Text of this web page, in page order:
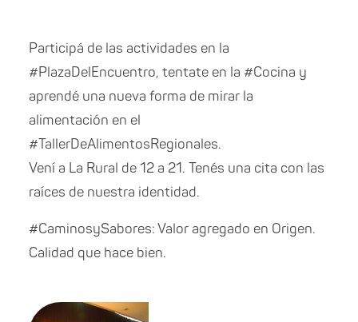
Participá de las actividades en la
#PlazaDelEncuentro, tentate en la #Cocina y
aprendé una nueva forma de mirar la
alimentación en el
#TallerDeAlimentosRegionales.
Vení a La Rural de 12 a 21. Tenés una cita con las
raíces de nuestra identidad.
#CaminosySabores: Valor agregado en Origen.
Calidad que hace bien.